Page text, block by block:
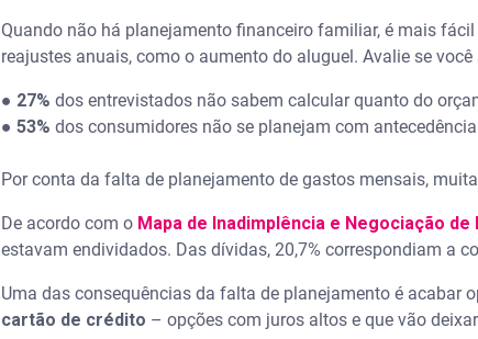
Quando não há planejamento financeiro familiar, é mais fácil
reajustes anuais, como o aumento do aluguel. Avalie se
● 27% dos entrevistados não sabem calcular quanto do
● 53% dos consumidores não se planejam com
Por conta da falta de planejamento de gastos mensais,
De acordo com o Mapa de Inadimplência e Negociação de
estavam endividados. Das dívidas, 20,7% correspondiam a
Uma das consequências da falta de planejamento é acabar
cartão de crédito – opções com juros altos e que vão